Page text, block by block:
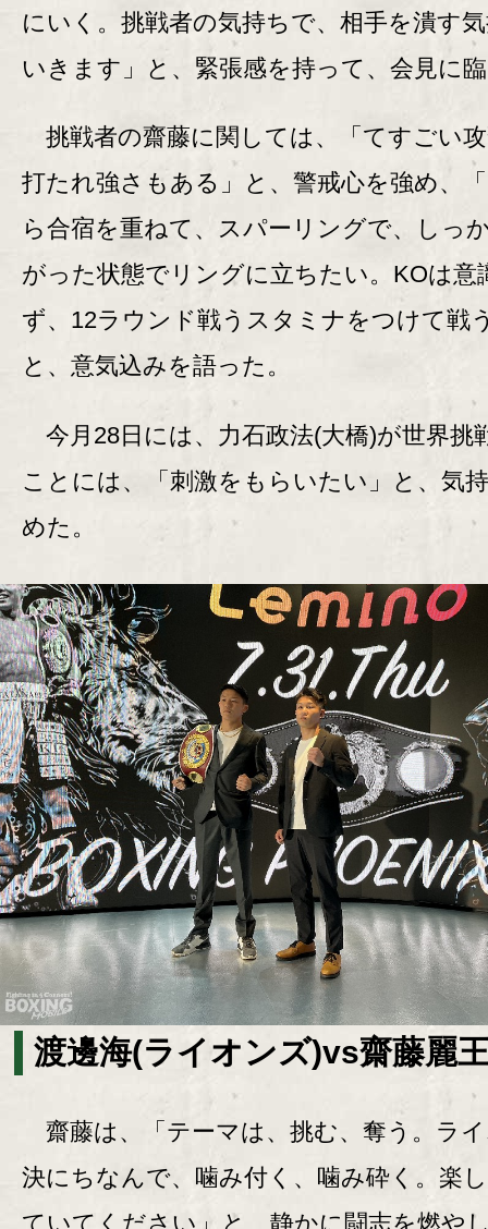
にいく。挑戦者の気持ちで、相手を潰す
いきます」と、緊張感を持って、会見に
挑戦者の齋藤に関しては、「てすごい
打たれ強さもある」と、警戒心を強め、
ら合宿を重ねて、スパーリングで、しっ
がった状態でリングに立ちたい。KOは意
ず、12ラウンド戦うスタミナをつけて戦
と、意気込みを語った。
今月28日には、力石政法(大橋)が世界挑
ことには、「刺激をもらいたい」と、気
めた。
渡邊海(ライオンズ)vs齋藤麗
齋藤は、「テーマは、挑む、奪う。ラ
決にちなんで、噛み付く、噛み砕く。楽
ていてください」と、静かに闘志を燃や